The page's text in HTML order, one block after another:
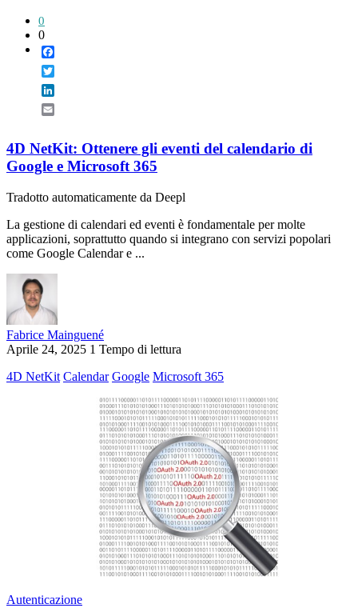
0
0
4D NetKit: Ottenere gli eventi del calendario di
Google e Microsoft 365
Tradotto automaticamente da Deepl
La gestione di calendari ed eventi è fondamentale per molte
applicazioni, soprattutto quando si integrano con servizi popolari
come Google Calendar e ...
Fabrice Mainguené
Aprile 24, 2025 1 Tempo di lettura
4D NetKit Calendar Google Microsoft 365
Autenticazione